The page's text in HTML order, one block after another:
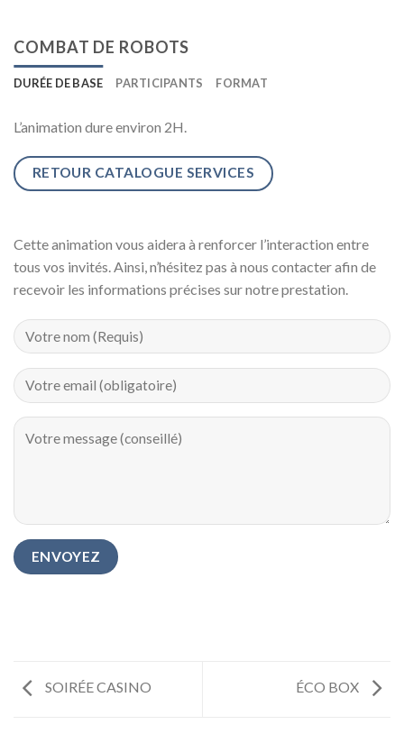
COMBAT DE ROBOTS
DURÉE DE BASE PARTICIPANTS FORMAT
L’animation dure environ 2H.
RETOUR CATALOGUE SERVICES
Cette animation vous aidera à renforcer l’interaction entre
tous vos invités. Ainsi, n’hésitez pas à nous contacter afin de
recevoir les informations précises sur notre prestation.
SOIRÉE CASINO ÉCO BOX